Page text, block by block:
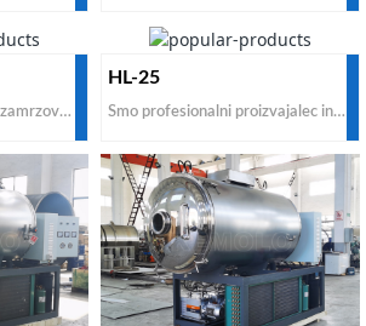
Kje kupiti laboratorijski zamrzovalni sušilnik za inštitute, laboratorije, univerze? Blagovna znamka KEMOLO je eden najboljših proizvajalcev in dobaviteljev. Če želite dobiti zadovoljiv laboratorijski zamrzovalni sušilnik po najcenejši prodajni ceni na svetu, nas kontaktirajte zdaj.
HL-25
Smo profesionalni proizvajalec in dobavitelj zamrzovalnih sušilnikov na Kitajskem od majhnega pilotnega do industrijskega obsega. Če želite kupiti majhen pilotni zamrzovalni sušilnik po ugodni ceni za prodajo na svetovnem trgu, je KEMOLO ena najboljših možnosti.